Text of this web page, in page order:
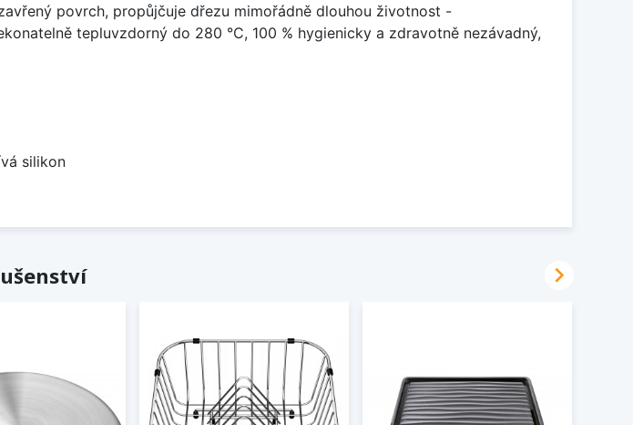
povrch, propůjčuje dřezu mimořádně dlouhou životnost -
tepluvzdorný do 280 °C, 100 % hygienicky a zdravotně nezávadný,
silikon
